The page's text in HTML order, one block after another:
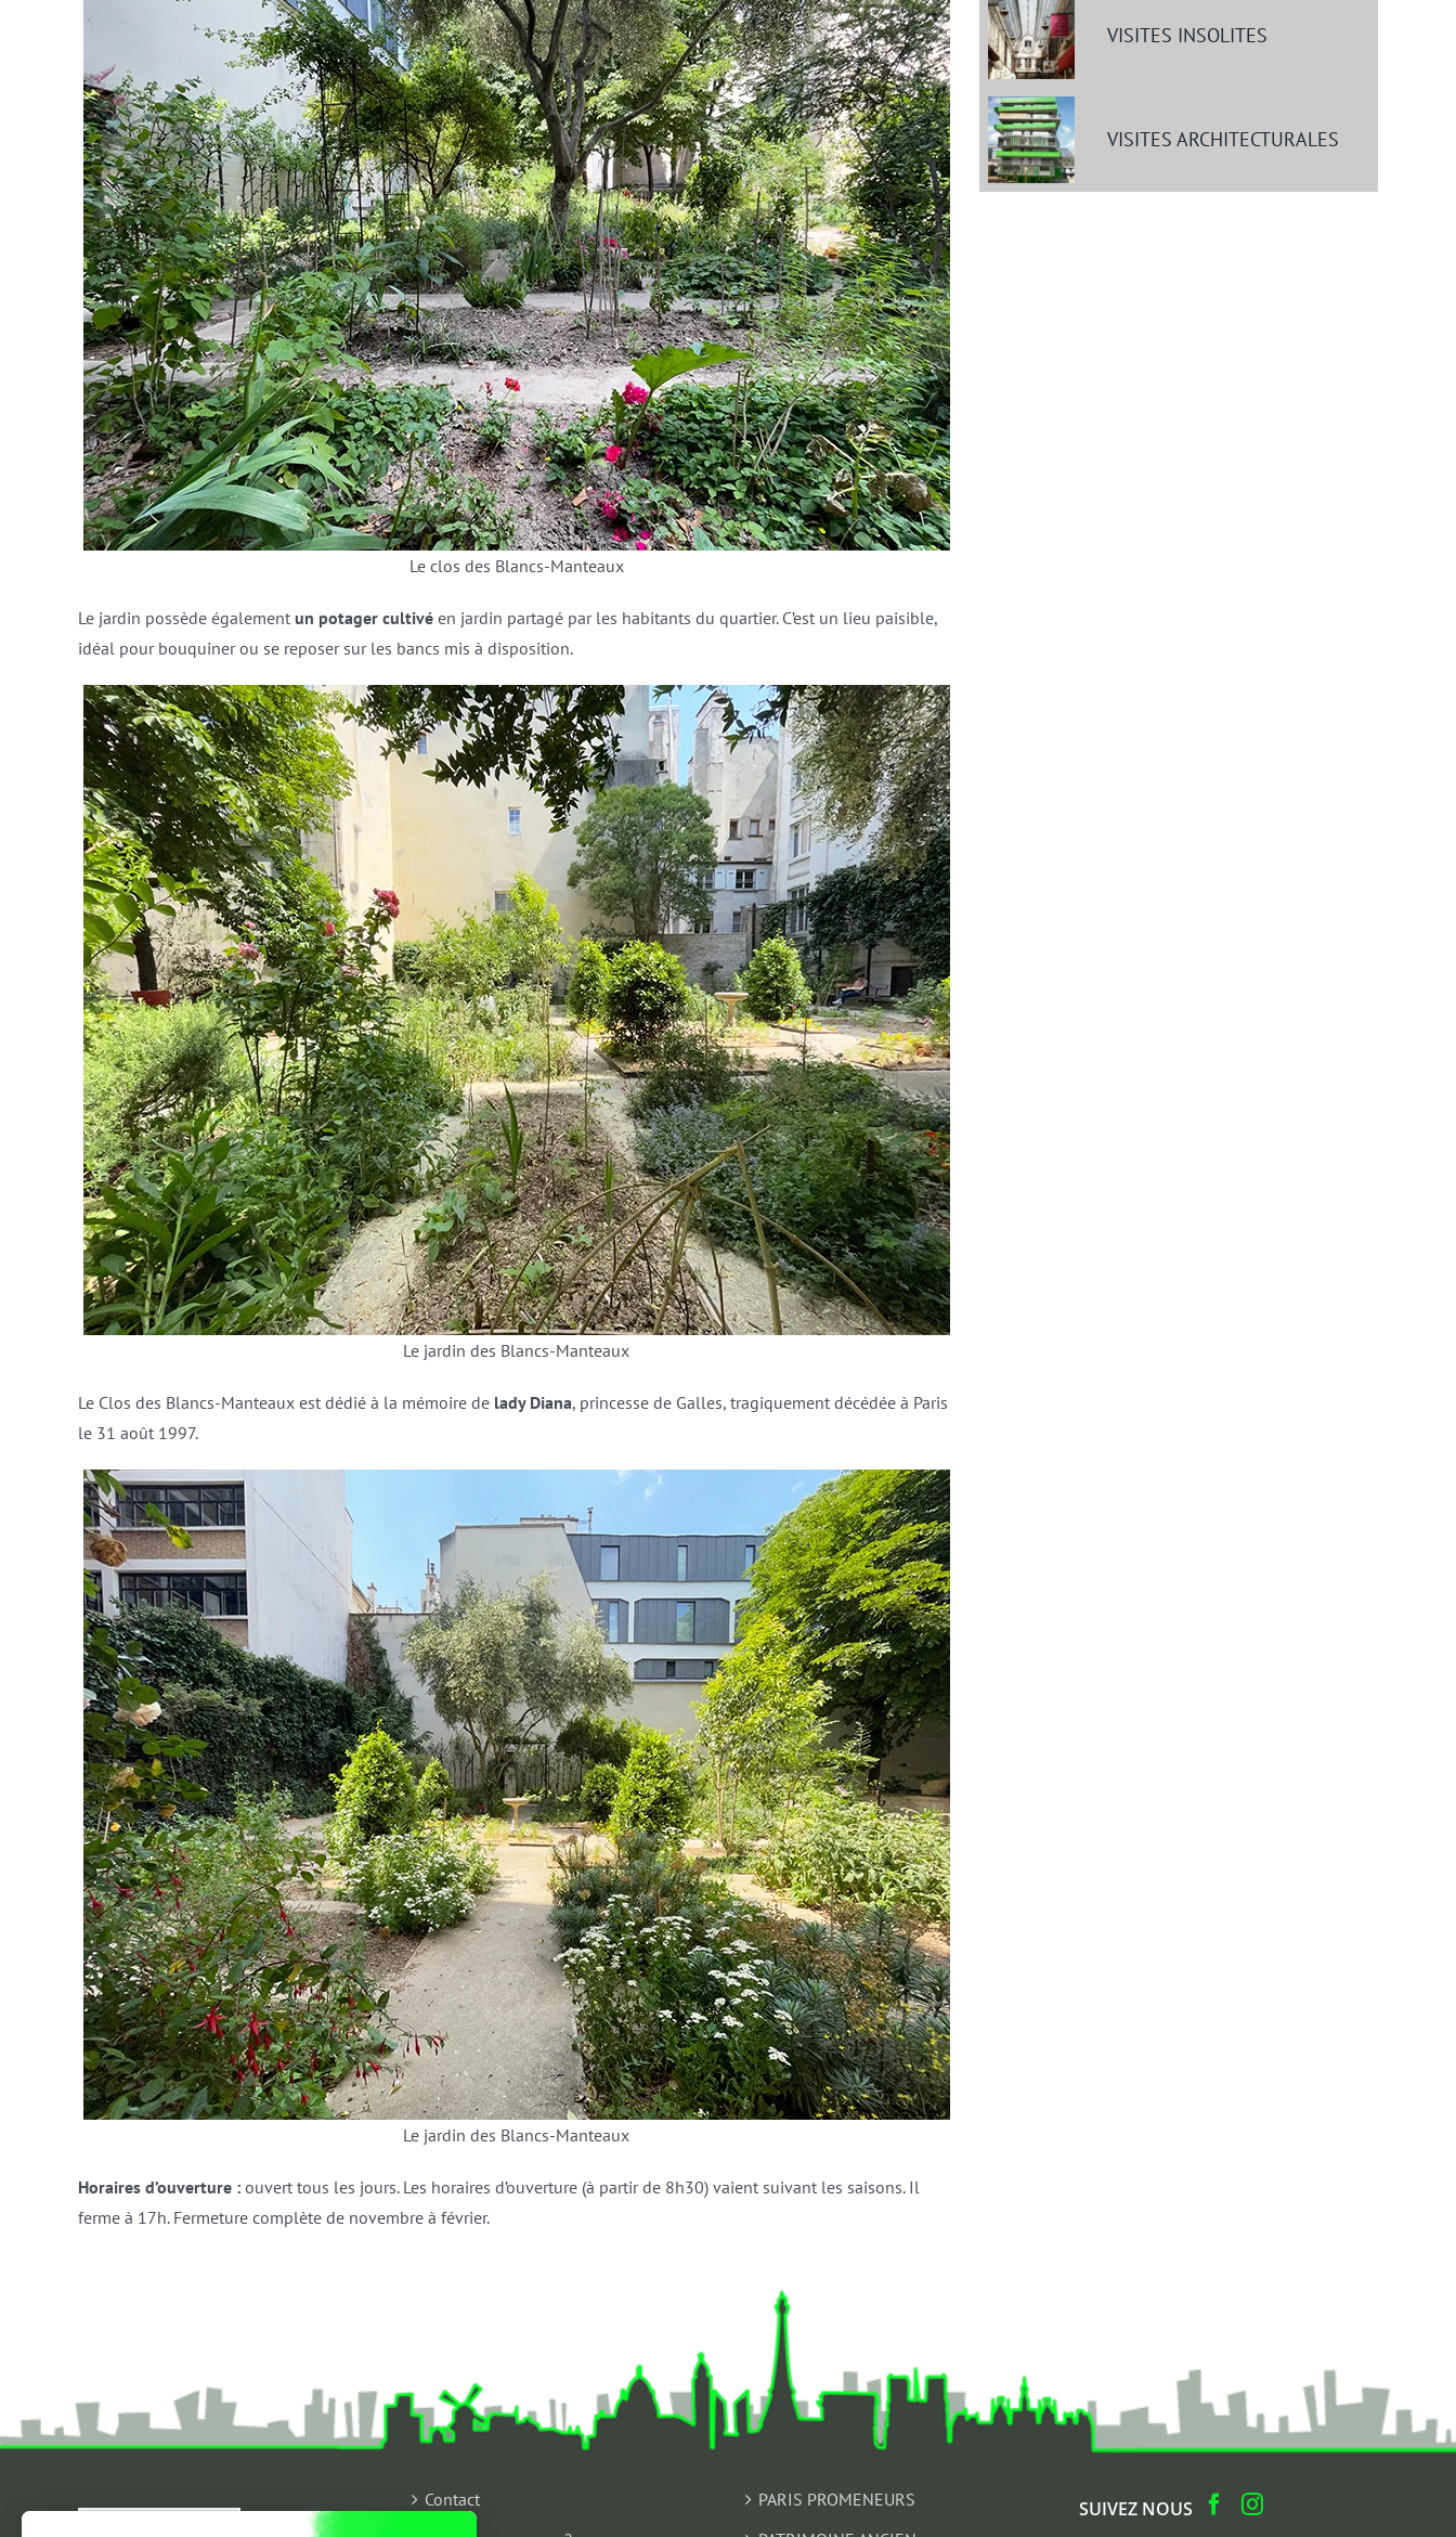
Le clos des Blancs-Manteaux
Le jardin possède également un potager cultivé en jardin partagé par les habitants du quartier. C’est un lieu paisible,
idéal pour bouquiner ou se reposer sur les bancs mis à disposition.
Le jardin des Blancs-Manteaux
Le Clos des Blancs-Manteaux est dédié à la mémoire de lady Diana, princesse de Galles, tragiquement décédée à Paris
le 31 août 1997.
Le jardin des Blancs-Manteaux
Horaires d’ouverture :ouvert tous les jours. Les horaires d’ouverture (à partir de 8h30) vaient suivant les saisons. Il
ferme à 17h. Fermeture complète de novembre à février.
VISITES INSOLITES
VISITES ARCHITECTURALES
Contact
PARIS PROMENEURS
SUIVEZ NOUS